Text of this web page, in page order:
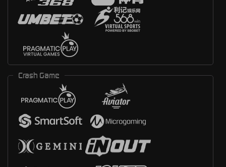
Crash Game